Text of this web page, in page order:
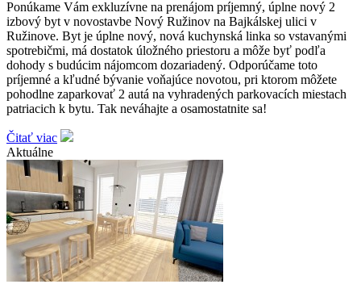
Ponúkame Vám exkluzívne na prenájom príjemný, úplne nový 2
izbový byt v novostavbe Nový Ružinov na Bajkálskej ulici v
Ružinove. Byt je úplne nový, nová kuchynská linka so vstavanými
spotrebičmi, má dostatok úložného priestoru a môže byť podľa
dohody s budúcim nájomcom dozariadený. Odporúčame toto
príjemné a kľudné bývanie voňajúce novotou, pri ktorom môžete
pohodlne zaparkovať 2 autá na vyhradených parkovacích miestach
patriacich k bytu. Tak neváhajte a osamostatnite sa!
Čitať viac
Aktuálne